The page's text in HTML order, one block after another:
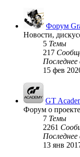
Форум
Новости,
5 Темы
217
15 фев
GT
Форум о
7 Темы
2261
13 янв